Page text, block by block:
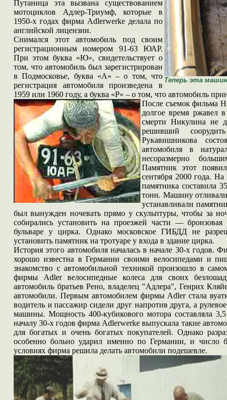
Теперь эта
Путаница эта вызвана существованием
мотоциклов Адлер-Триумф, которые в
1950-х годах фирма Adlerwerke делала по
английской лицензии.
Снимался этот автомобиль под своим
регистрационным номером 91-63 ЮАР.
При этом буква «Ю», свидетельствует о
том, что автомобиль был зарегистрирован
в Подмосковье, буква «А» – о том, что
регистрация автомобиля произведена в
1959 или 1960 году, а буква «Р» – о том, что автомобиль
После съемок фильма
долгое время ржавел
смерти Никулина не
решивший
Рукавишникова
автомобиля в
несоразмерно
Памятник этот
сентября 2000 года.
памятника составила
тонн. Машину
устанавливали
был вынужден ночевать прямо у скульптуры, чтобы за
собирались установить на проезжей части —
бульваре у цирка. Однако московское ГИБДД не
установить памятник на тротуаре у входа в здание цирка.
История этого автомобиля началась в начале 30-х
хорошо известна в Германии своими велосипедами и
знакомство с автомобильной техникой произошло в
фирмы Adler велосипедные колеса для своих
автомобиль братьев Рено, владелец "Адлера", Генрих
автомобили. Первым автомобилем фирмы Adler стала
водитель и пассажир сидели друг напротив друга, а
машины. Мощность 400-кубикового мотора составляла
началу 30-х годов фирма Adlerwerke выпускала такие
для богатых и очень богатых покупателей. Однако
особенно больно ударил именно по Германии, и число
условиях фирма решила делать автомобили подешевле.